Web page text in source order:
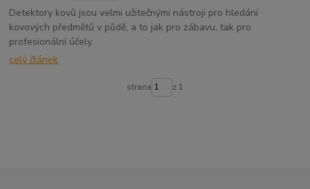
Detektory kovů jsou velmi užitečnými nástroji pro hledání
kovových předmětů v půdě, a to jak pro zábavu, tak pro
profesionální účely.
celý článek
strana z 1